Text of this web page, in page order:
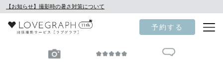
【お知らせ】撮影時の暑さ対策について
予約する